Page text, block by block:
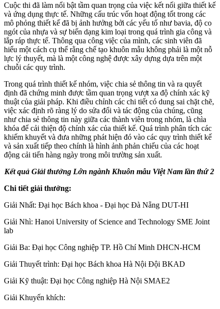
Cuộc thi đã làm nổi bật tầm quan trọng của việc kết nối giữa thiết kế
và ứng dụng thực tế. Những cấu trúc vốn hoạt động tốt trong các
mô phỏng thiết kế đã bị ảnh hưởng bởi các yếu tố như bavia, độ co
ngót của nhựa và sự biến dạng kim loại trong quá trình gia công và
lắp ráp thực tế. Thông qua công việc của mình, các sinh viên đã
hiểu một cách cụ thể rằng chế tạo khuôn mẫu không phải là một nỗ
lực lý thuyết, mà là một công nghệ được xây dựng dựa trên một
chuỗi các quy trình.
Trong quá trình thiết kế nhóm, việc chia sẻ thông tin và ra quyết
định đã chứng minh được tầm quan trọng vượt xa độ chính xác kỹ
thuật của giải pháp. Khi điều chỉnh các chi tiết có dung sai chặt chẽ,
việc xác định rõ ràng lý do sửa đổi và tác động của chúng, cũng
như chia sẻ thông tin này giữa các thành viên trong nhóm, là chìa
khóa để cải thiện độ chính xác của thiết kế. Quá trình phân tích các
khiếm khuyết và đưa những phát hiện đó vào các quy trình thiết kế
và sản xuất tiếp theo chính là hình ảnh phản chiếu của các hoạt
động cải tiến hàng ngày trong môi trường sản xuất.
Kết quả Giải thưởng Lớn ngành Khuôn mẫu Việt Nam lần thứ 2
Chi tiết giải thưởng:
Giải Nhất: Đại học Bách khoa - Đại học Đà Nẵng DUT-HI
Giải Nhì: Hanoi University of Science and Technology SME Joint
lab
Giải Ba: Đại học Công nghiệp TP. Hồ Chí Minh DHCN-HCM
Giải Thuyết trình: Đại học Bách khoa Hà Nội Đội BKAD
Giải Kỹ thuật: Đại học Công nghiệp Hà Nội SMAE2
Giải Khuyến khích: